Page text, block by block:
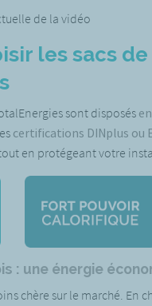
de la vidéo
les sacs
sont disposés
certifications DINplus ou
en protégeant votre
: une énergie
chère sur le marché. En